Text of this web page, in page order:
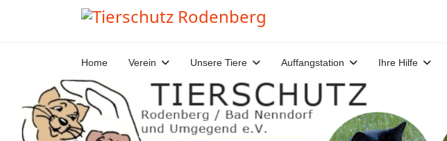
Home Verein Unsere Tiere Auffangstation Ihre Hilfe